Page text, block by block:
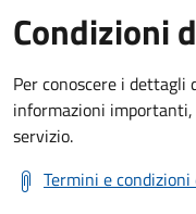
Condizioni
Per conoscere i dettagli
informazioni
servizio.
Termini e